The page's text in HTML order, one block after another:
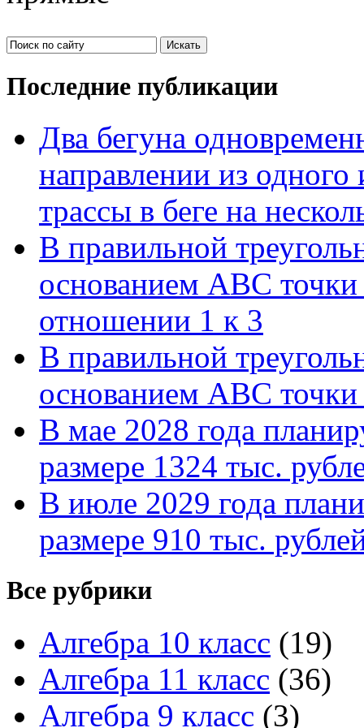
Последние публикации
Два бегуна
направлении из одного
трассы в беге на
В правильной
основанием АВС точки
отношении 1 к 3
В правильной
основанием АВС
В мае 2028 года
размере 1324 тыс.
В июле 2029 года
размере 910 тыс.
Все рубрики
Алгебра 10 класс (19)
Алгебра 11 класс (36)
Алгебра 9 класс (3)